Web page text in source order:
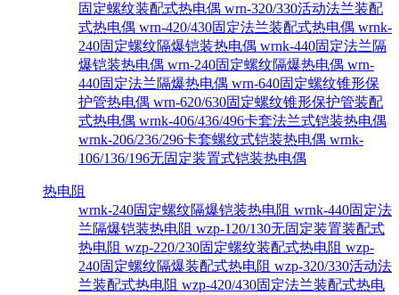
固定螺纹装配式热电偶 wrn-320/330活动法兰装配
式热电偶 wrn-420/430固定法兰装配式热电偶 wrnk-
240固定螺纹隔爆铠装热电偶 wrnk-440固定法兰隔
爆铠装热电偶 wrn-240固定螺纹隔爆热电偶 wrn-
440固定法兰隔爆热电偶 wrn-640固定螺纹锥形保
护管热电偶 wrn-620/630固定螺纹锥形保护管装配
式热电偶 wrnk-406/436/496卡套法兰式铠装热电偶
wrnk-206/236/296卡套螺纹式铠装热电偶 wrnk-
106/136/196无固定装置式铠装热电偶
热电阻
wrnk-240固定螺纹隔爆铠装热电阻 wrnk-440固定法
兰隔爆铠装热电阻 wzp-120/130无固定装置装配式
热电阻 wzp-220/230固定螺纹装配式热电阻 wzp-
240固定螺纹隔爆装配式热电阻 wzp-320/330活动法
兰装配式热电阻 wzp-420/430固定法兰装配式热电